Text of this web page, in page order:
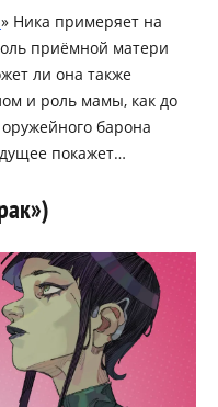
» Ника примеряет на
приёмной матери
ли она также
и роль мамы, как до
барона
покажет…